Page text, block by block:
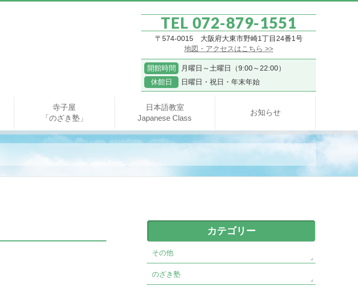
TEL 072-879-1551
〒574-0015 大阪府大東市野崎1丁目24番1号
地図・アクセスはこちら >>
開館時間
月曜日～土曜日（9:00～22:00）
休館日
日曜日・祝日・年末年始
寺子屋
「のざき塾」
日本語教室
Japanese Class
お知らせ
カテゴリー
その他
のざき塾